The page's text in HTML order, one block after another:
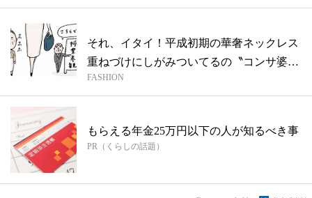
それ、イタイ！平成初期の華奢ネックレス
重ねづけにしがみついてるの〝コンサ婆さ
ん〟...
FASHION
もらえる年金25万円以下の人が知るべき事
PR（くらしの話題）